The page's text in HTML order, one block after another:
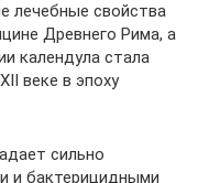
лечебные свойства
Древнего Рима, а
календула стала
веке в эпоху
сильно
и бактерицидными